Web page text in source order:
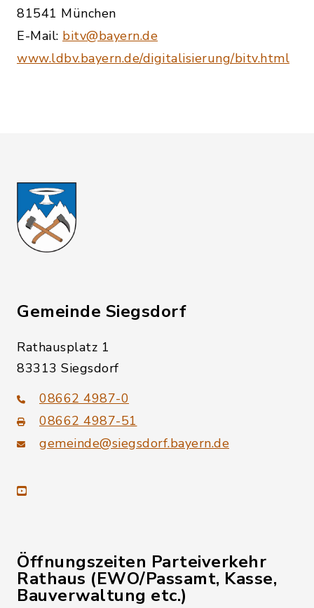
81541 München
E-Mail: bitv@bayern.de
www.ldbv.bayern.de/digitalisierung/bitv.html
Gemeinde Siegsdorf
Rathausplatz 1
83313 Siegsdorf
08662 4987-0
08662 4987-51
gemeinde@siegsdorf.bayern.de
youtube
Öffnungszeiten Parteiverkehr
Rathaus (EWO/Passamt, Kasse,
Bauverwaltung etc.)